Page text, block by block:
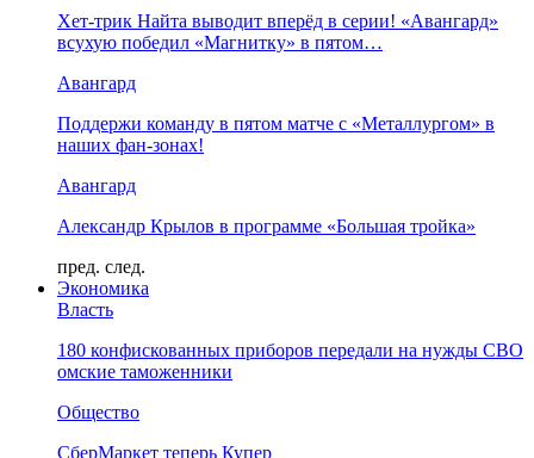
Хет-трик Найта выводит вперёд в серии! «Авангард»
всухую победил «Магнитку» в пятом…
Авангард
Поддержи команду в пятом матче с «Металлургом» в
наших фан-зонах!
Авангард
Александр Крылов в программе «Большая тройка»
пред. след.
Экономика
Власть
180 конфискованных приборов передали на нужды СВО
омские таможенники
Общество
СберМаркет теперь Купер